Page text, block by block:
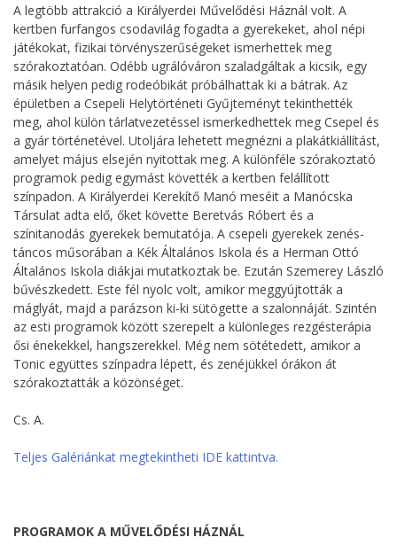
A legtöbb attrakció a Királyerdei Művelődési Háznál volt. A
kertben furfangos csodavilág fogadta a gyerekeket, ahol népi
játékokat, fizikai törvényszerűségeket ismerhettek meg
szórakoztatóan. Odébb ugrálóváron szaladgáltak a kicsik, egy
másik helyen pedig rodeóbikát próbálhattak ki a bátrak. Az
épületben a Csepeli Helytörténeti Gyűjteményt tekinthették
meg, ahol külön tárlatvezetéssel ismerkedhettek meg Csepel és
a gyár történetével. Utoljára lehetett megnézni a plakátkiállítást,
amelyet május elsején nyitottak meg. A különféle szórakoztató
programok pedig egymást követték a kertben felállított
színpadon. A Királyerdei Kerekítő Manó meséit a Manócska
Társulat adta elő, őket követte Beretvás Róbert és a
színitanodás gyerekek bemutatója. A csepeli gyerekek zenés-
táncos műsorában a Kék Általános Iskola és a Herman Ottó
Általános Iskola diákjai mutatkoztak be. Ezután Szemerey László
bűvészkedett. Este fél nyolc volt, amikor meggyújtották a
máglyát, majd a parázson ki-ki sütögette a szalonnáját. Szintén
az esti programok között szerepelt a különleges rezgésterápia
ősi énekekkel, hangszerekkel. Még nem sötétedett, amikor a
Tonic együttes színpadra lépett, és zenéjükkel órákon át
szórakoztatták a közönséget.
Cs. A.
Teljes Galériánkat megtekintheti IDE kattintva.
PROGRAMOK A MŰVELŐDÉSI HÁZNÁL